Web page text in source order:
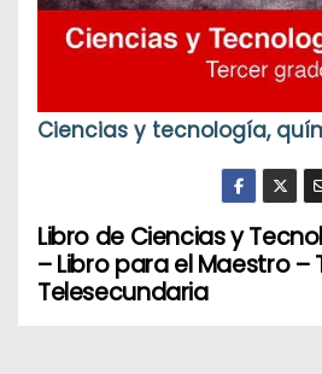
Ciencias y tecnología,
N
a
Libro de Ciencias y
– Libro para el Maestro
Telesecundaria